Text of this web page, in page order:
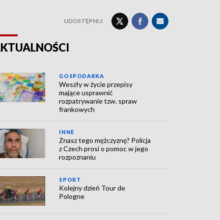
UDOSTĘPNIJ:
GOSPODARKA
Weszły w życie przepisy
mające usprawnić
rozpatrywanie tzw. spraw
frankowych
INNE
Znasz tego mężczyznę? Policja
z Czech prosi o pomoc w jego
rozpoznaniu
SPORT
Kolejny dzień Tour de
Pologne